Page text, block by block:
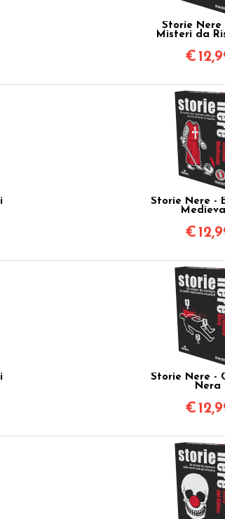
Storie Nere
Misteri da
€
Storie Nere -
€
Storie Nere -
Nera
€